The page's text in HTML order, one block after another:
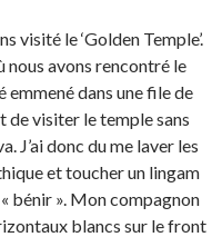
visité le ‘Golden Temple’.
nous avons rencontré le
emmené dans une file de
de visiter le temple sans
J’ai donc du me laver les
et toucher un lingam
bénir ». Mon compagnon
blancs sur le front